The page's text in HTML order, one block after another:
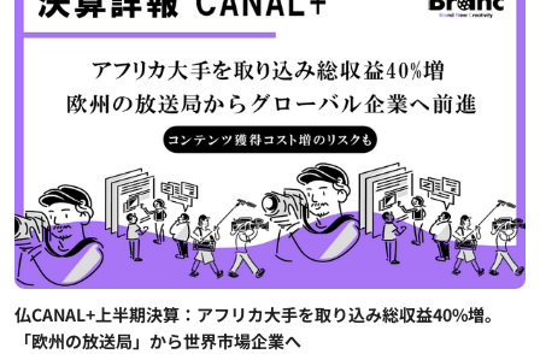
仏CANAL+上半期決算：アフリカ大手を取り込み総収益40%増。
「欧州の放送局」から世界市場企業へ